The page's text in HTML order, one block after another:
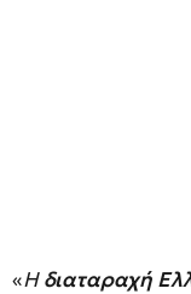
«Ηδιαταραχή